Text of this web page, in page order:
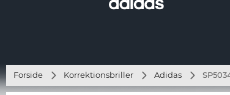
Forside Korrektionsbriller Adidas